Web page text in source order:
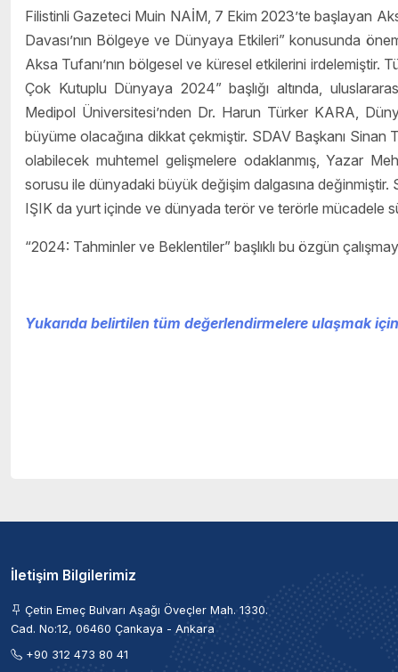
Filistinli Gazeteci Muin NAİM, 7 Ekim 2023’te başlayan
Davası’nın Bölgeye ve Dünyaya Etkileri” konusunda
Aksa Tufanı’nın bölgesel ve küresel etkilerini
Çok Kutuplu Dünyaya 2024” başlığı altında,
Medipol Üniversitesi’nden Dr. Harun Türker KARA,
büyüme olacağına dikkat çekmiştir. SDAV Başkanı
olabilecek muhtemel gelişmelere odaklanmış, Yazar
sorusu ile dünyadaki büyük değişim dalgasına
IŞIK da yurt içinde ve dünyada terör ve terörle mücadele
“2024: Tahminler ve Beklentiler” başlıklı bu özgün
Yukarıda belirtilen tüm değerlendirmelere ulaşmak için
İletişim Bilgilerimiz
Çetin Emeç Bulvarı Aşağı Öveçler Mah. 1330.
Cad. No:12, 06460 Çankaya - Ankara
+90 312 473 80 41